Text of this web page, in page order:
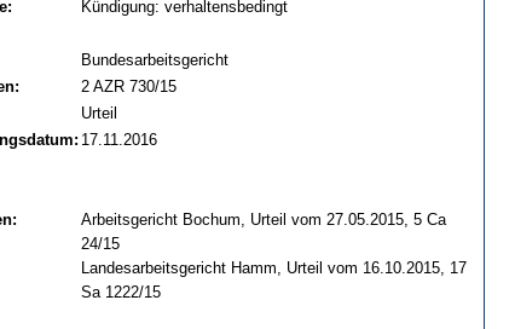
Kündigung: verhaltensbedingt
Bundesarbeitsgericht
2 AZR 730/15
Urteil
17.11.2016
Arbeitsgericht Bochum, Urteil vom 27.05.2015, 5 Ca
24/15
Landesarbeitsgericht Hamm, Urteil vom 16.10.2015, 17
Sa 1222/15